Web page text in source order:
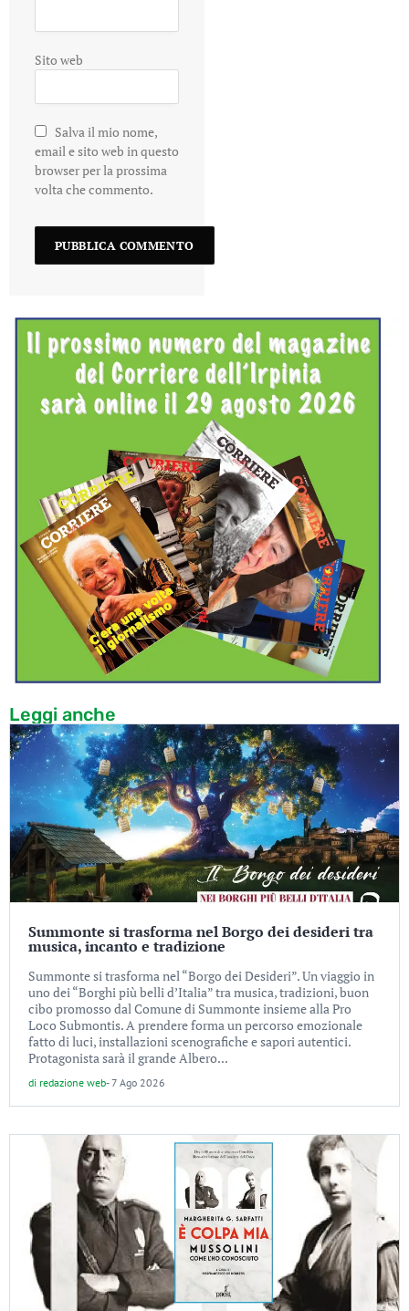
Sito web
Salva il mio nome,
email e sito web in questo
browser per la prossima
volta che commento.
Leggi anche
Summonte si trasforma nel Borgo dei desideri tra
musica, incanto e tradizione
Summonte si trasforma nel “Borgo dei Desideri”. Un viaggio in
uno dei “Borghi più belli d’Italia” tra musica, tradizioni, buon
cibo promosso dal Comune di Summonte insieme alla Pro
Loco Submontis. A prendere forma un percorso emozionale
fatto di luci, installazioni scenografiche e sapori autentici.
Protagonista sarà il grande Albero...
di redazione web-7 Ago 2026